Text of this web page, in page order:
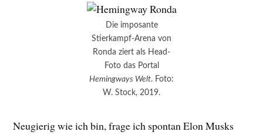
Die imposante
Stierkampf-Arena von
Ronda ziert als Head-
Foto das Portal
Hemingways Welt. Foto:
W. Stock, 2019.
Neugierig wie ich bin, frage ich spontan Elon Musks